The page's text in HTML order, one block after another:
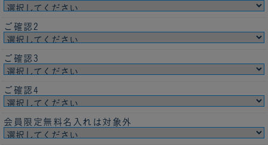
ご確認2
ご確認3
ご確認4
会員限定無料名入れは対象外